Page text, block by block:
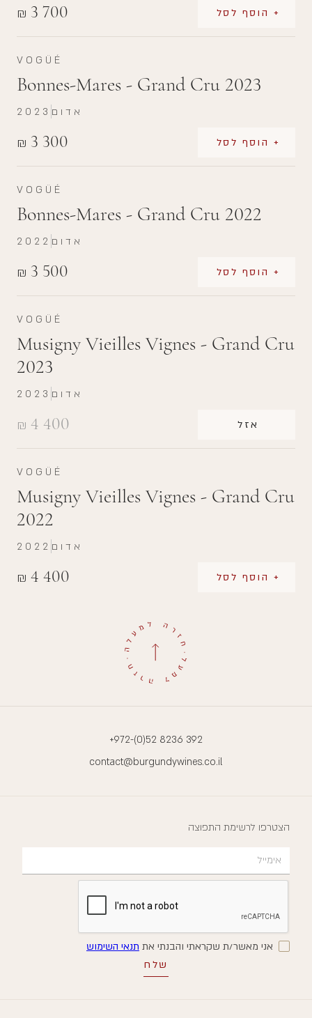
₪ 3 700 + הוסף לסל
VOGÜÉ
Bonnes-Mares - Grand Cru 2023
₪ 3 300 + הוסף לסל
2023 אדום
VOGÜÉ
Bonnes-Mares - Grand Cru 2022
₪ 3 500 + הוסף לסל
2022 אדום
VOGÜÉ
Musigny Vieilles Vignes - Grand Cru
2023
₪ 4 400 אזל
2023 אדום
VOGÜÉ
Musigny Vieilles Vignes - Grand Cru
2022
₪ 4 400 + הוסף לסל
2022 אדום
+972-(0)52 8236 392
contact@burgundywines.co.il
הצטרפו לרשימת התפוצה
אני מאשר/ת שקראתי והבנתי את תנאי השימוש